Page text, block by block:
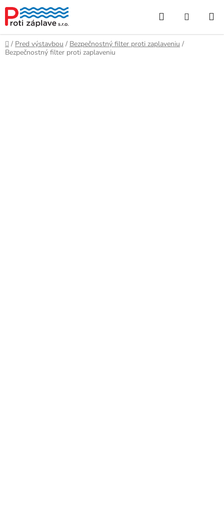
obsah
Hľadať
KOŠÍK
Domov
/ Pred výstavbou / Bezpečnostný filter proti zaplaveniu /
Bezpečnostný filter proti zaplaveniu